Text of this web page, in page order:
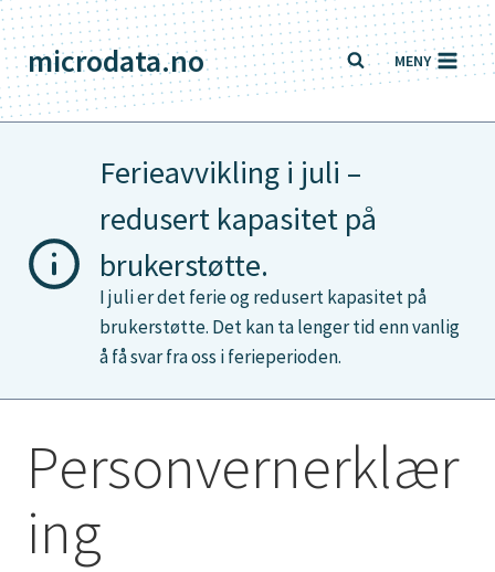
Skip
to
contentmicrodata.no MENY
Ferieavvikling i juli –
redusert kapasitet på
brukerstøtte.
I juli er det ferie og redusert kapasitet på
brukerstøtte. Det kan ta lenger tid enn vanlig
å få svar fra oss i ferieperioden.
Personvernerklær
ing